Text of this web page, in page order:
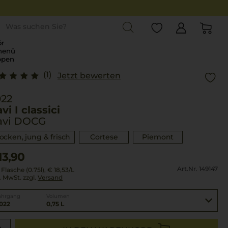
(1) Jetzt bewerten
I classici
DOCG
jung & frisch Cortese Piemont
(0.75l), € 18,53/L
MwSt. zzgl. Versand
Art.Nr. 149147
0,75 L